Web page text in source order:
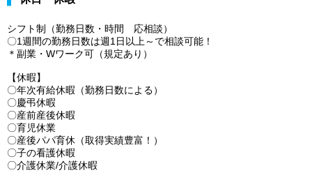
シフト制（勤務日数・時間 応相談）
〇1週間の勤務日数は週1日以上～で相談可能！
＊副業・Wワーク可（規定あり）
【休暇】
〇年次有給休暇（勤務日数による）
〇慶弔休暇
〇産前産後休暇
〇育児休業
〇産後パパ育休（取得実績豊富！）
〇子の看護休暇
〇介護休業/介護休暇